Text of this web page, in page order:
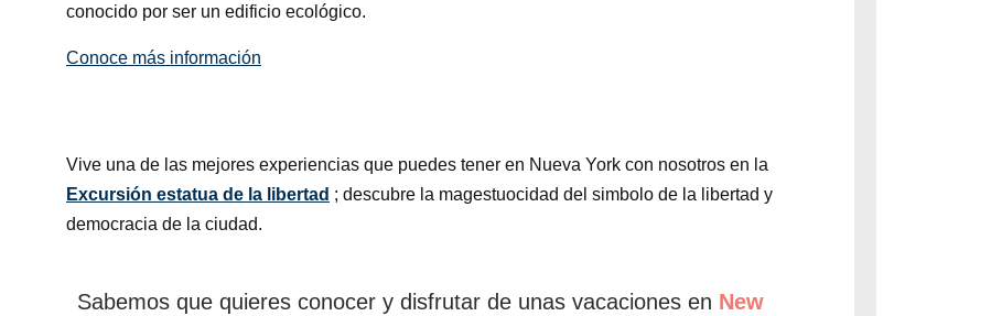
conocido por ser un edificio ecológico.
Conoce más información
Vive una de las mejores experiencias que puedes tener en Nueva York con nosotros en la
Excursión estatua de la libertad ; descubre la magestuocidad del simbolo de la libertad y
democracia de la ciudad.
Sabemos que quieres conocer y disfrutar de unas vacaciones en New